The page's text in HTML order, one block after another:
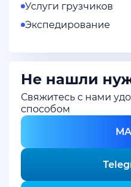
Услуги грузчиков
Экспедирование
Не нашли
Свяжитесь с нами
способом